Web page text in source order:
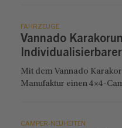
FAHRZEUGE
Vannado
Mit dem Vannado
Manufaktur einen 4×4-
CAMPER-NEUHEITEN